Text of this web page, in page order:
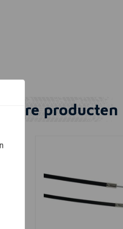
producten